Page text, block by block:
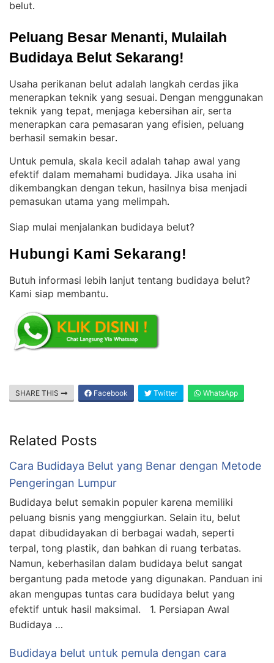
belut.
Peluang Besar Menanti, Mulailah
Budidaya Belut Sekarang!
Usaha perikanan belut adalah langkah cerdas jika
menerapkan teknik yang sesuai. Dengan menggunakan
teknik yang tepat, menjaga kebersihan air, serta
menerapkan cara pemasaran yang efisien, peluang
berhasil semakin besar.
Untuk pemula, skala kecil adalah tahap awal yang
efektif dalam memahami budidaya. Jika usaha ini
dikembangkan dengan tekun, hasilnya bisa menjadi
pemasukan utama yang melimpah.
Siap mulai menjalankan budidaya belut?
Hubungi Kami Sekarang!
Butuh informasi lebih lanjut tentang budidaya belut?
Kami siap membantu.
SHARE THIS Facebook Twitter WhatsApp
Related Posts
Cara Budidaya Belut yang Benar dengan Metode
Pengeringan Lumpur
Budidaya belut semakin populer karena memiliki
peluang bisnis yang menggiurkan. Selain itu, belut
dapat dibudidayakan di berbagai wadah, seperti
terpal, tong plastik, dan bahkan di ruang terbatas.
Namun, keberhasilan dalam budidaya belut sangat
bergantung pada metode yang digunakan. Panduan ini
akan mengupas tuntas cara budidaya belut yang
efektif untuk hasil maksimal. 1. Persiapan Awal
Budidaya …
Budidaya belut untuk pemula dengan cara